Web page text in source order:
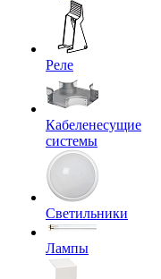
Реле
Кабеленесущие
системы
Светильники
Лампы